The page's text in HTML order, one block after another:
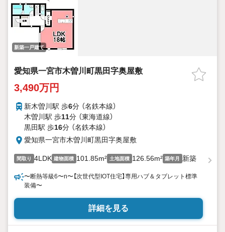
新築一戸建て
愛知県一宮市木曽川町黒田字奥屋敷
3,490万円
新木曽川駅 歩6分 （名鉄本線）
木曽川駅 歩11分 （東海道線）
黒田駅 歩16分 （名鉄本線）
愛知県一宮市木曽川町黒田字奥屋敷
間取り 4LDK 建物面積 101.85m² 土地面積 126.56m² 築年月 新築
〜断熱等級6〜n〜【次世代型IOT住宅】専用ハブ＆タブレット標準
装備〜
詳細を見る